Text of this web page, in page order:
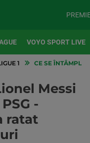
VOYO SPORT LIVE
1 CE SE ÎNTÂMPLĂ
Messi
-
ratat